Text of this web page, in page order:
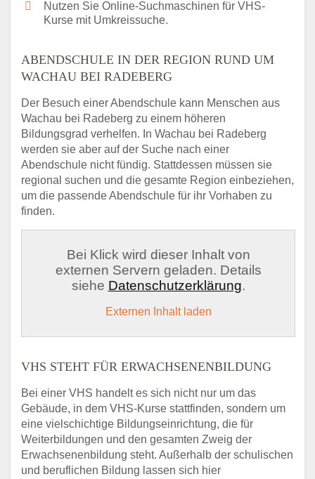
Nutzen Sie Online-Suchmaschinen für VHS-
Kurse mit Umkreissuche.
ABENDSCHULE IN DER REGION RUND UM
WACHAU BEI RADEBERG
Der Besuch einer Abendschule kann Menschen aus
Wachau bei Radeberg zu einem höheren
Bildungsgrad verhelfen. In Wachau bei Radeberg
werden sie aber auf der Suche nach einer
Abendschule nicht fündig. Stattdessen müssen sie
regional suchen und die gesamte Region einbeziehen,
um die passende Abendschule für ihr Vorhaben zu
finden.
Bei Klick wird dieser Inhalt von
externen Servern geladen. Details
siehe Datenschutzerklärung.
Externen Inhalt laden
VHS STEHT FÜR ERWACHSENENBILDUNG
Bei einer VHS handelt es sich nicht nur um das
Gebäude, in dem VHS-Kurse stattfinden, sondern um
eine vielschichtige Bildungseinrichtung, die für
Weiterbildungen und den gesamten Zweig der
Erwachsenenbildung steht. Außerhalb der schulischen
und beruflichen Bildung lassen sich hier